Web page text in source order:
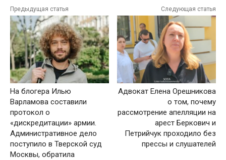
Предыдущая статья
На блогера Илью
Варламова составили
протокол о
«дискредитации» армии.
Административное дело
поступило в Тверской суд
Москвы, обратила
Следующая статья
Адвокат Елена Орешникова
о том, почему
рассмотрение апелляции на
арест Беркович и
Петрийчук проходило без
прессы и слушателей